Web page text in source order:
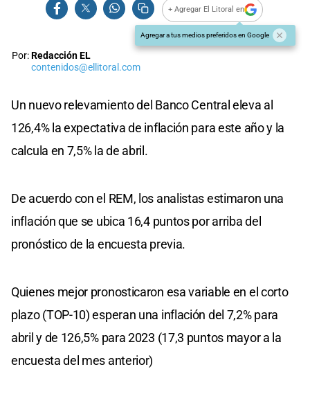
+ Agregar El Litoral en
Agregar a tus medios preferidos en Google
Por:Redacción EL
contenidos@ellitoral.com
Un nuevo relevamiento del Banco Central eleva al
126,4% la expectativa de inflación para este año y la
calcula en 7,5% la de abril.
De acuerdo con el REM, los analistas estimaron una
inflación que se ubica 16,4 puntos por arriba del
pronóstico de la encuesta previa.
Quienes mejor pronosticaron esa variable en el corto
plazo (TOP-10) esperan una inflación del 7,2% para
abril y de 126,5% para 2023 (17,3 puntos mayor a la
encuesta del mes anterior)